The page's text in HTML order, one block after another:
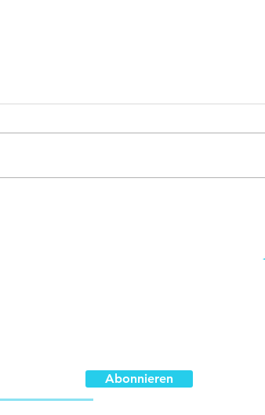
Sirenentest findet statt
Abonnieren